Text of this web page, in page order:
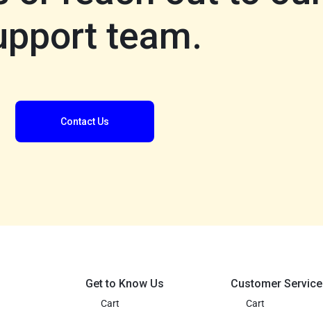
team.
Contact Us
Get to Know Us
Cart
Customer Service
Cart